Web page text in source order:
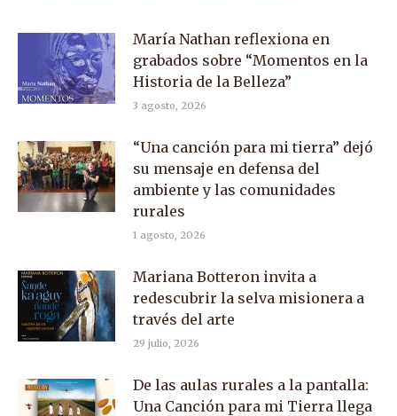
María Nathan reflexiona en
grabados sobre “Momentos en la
Historia de la Belleza”
3 agosto, 2026
“Una canción para mi tierra” dejó
su mensaje en defensa del
ambiente y las comunidades
rurales
1 agosto, 2026
Mariana Botteron invita a
redescubrir la selva misionera a
través del arte
29 julio, 2026
De las aulas rurales a la pantalla:
Una Canción para mi Tierra llega